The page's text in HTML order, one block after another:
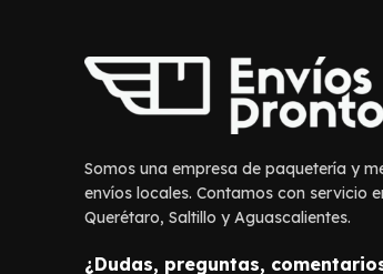
Somos una empresa de paquetería y
envíos locales. Contamos con servicio
Querétaro, Saltillo y Aguascalientes.
¿Dudas, preguntas,